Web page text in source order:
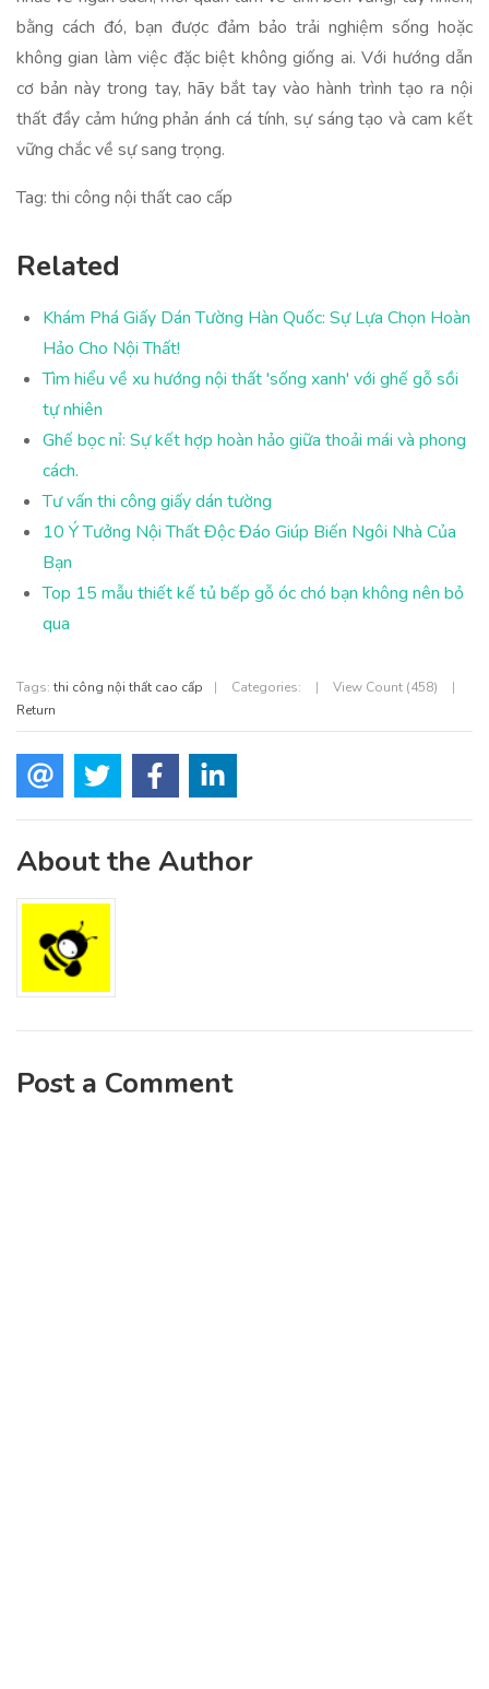
bằng cách đó, bạn được đảm bảo trải nghiệm sống hoặc
không gian làm việc đặc biệt không giống ai. Với hướng dẫn
cơ bản này trong tay, hãy bắt tay vào hành trình tạo ra nội
thất đầy cảm hứng phản ánh cá tính, sự sáng tạo và cam kết
vững chắc về sự sang trọng.
Tag: thi công nội thất cao cấp
Related
Khám Phá Giấy Dán Tường Hàn Quốc: Sự Lựa Chọn Hoàn
Hảo Cho Nội Thất!
Tìm hiểu về xu hướng nội thất 'sống xanh' với ghế gỗ sồi
tự nhiên
Ghế bọc nỉ: Sự kết hợp hoàn hảo giữa thoải mái và phong
cách.
Tư vấn thi công giấy dán tường
10 Ý Tưởng Nội Thất Độc Đáo Giúp Biến Ngôi Nhà Của
Bạn
Top 15 mẫu thiết kế tủ bếp gỗ óc chó bạn không nên bỏ
qua
Tags: thi công nội thất cao cấp | Categories: | View Count (458)
|
Return
About the Author
Post a Comment